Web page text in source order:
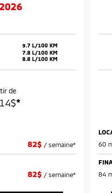
9.7 L/100 KM
7.8 L/100 KM
8.8 L/100 KM
de
$*
82$ / semaine*
82$ / semaine*
60
84